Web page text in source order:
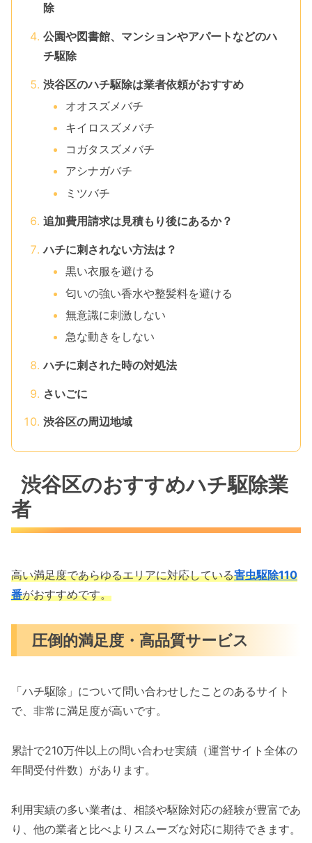
除
公園や図書館、マンションやアパートなどのハ
チ駆除
渋谷区のハチ駆除は業者依頼がおすすめ
オオスズメバチ
キイロスズメバチ
コガタスズメバチ
アシナガバチ
ミツバチ
追加費用請求は見積もり後にあるか？
ハチに刺されない方法は？
黒い衣服を避ける
匂いの強い香水や整髪料を避ける
無意識に刺激しない
急な動きをしない
ハチに刺された時の対処法
さいごに
渋谷区の周辺地域
渋谷区のおすすめハチ駆除業
者
高い満足度であらゆるエリアに対応している害虫駆除110
番がおすすめです。
圧倒的満足度・高品質サービス
「ハチ駆除」について問い合わせしたことのあるサイト
で、非常に満足度が高いです。
累計で210万件以上の問い合わせ実績（運営サイト全体の
年間受付件数）があります。
利用実績の多い業者は、相談や駆除対応の経験が豊富であ
り、他の業者と比べよりスムーズな対応に期待できます。